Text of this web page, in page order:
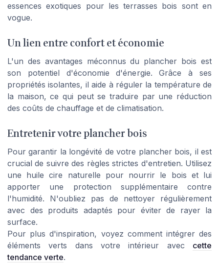
essences exotiques pour les terrasses bois sont en
vogue.
Un lien entre confort et économie
L'un des avantages méconnus du plancher bois est
son potentiel d'économie d'énergie. Grâce à ses
propriétés isolantes, il aide à réguler la température de
la maison, ce qui peut se traduire par une réduction
des coûts de chauffage et de climatisation.
Entretenir votre plancher bois
Pour garantir la longévité de votre plancher bois, il est
crucial de suivre des règles strictes d'entretien. Utilisez
une huile cire naturelle pour nourrir le bois et lui
apporter une protection supplémentaire contre
l'humidité. N'oubliez pas de nettoyer régulièrement
avec des produits adaptés pour éviter de rayer la
surface.
Pour plus d'inspiration, voyez comment intégrer des
éléments verts dans votre intérieur avec cette
tendance verte.